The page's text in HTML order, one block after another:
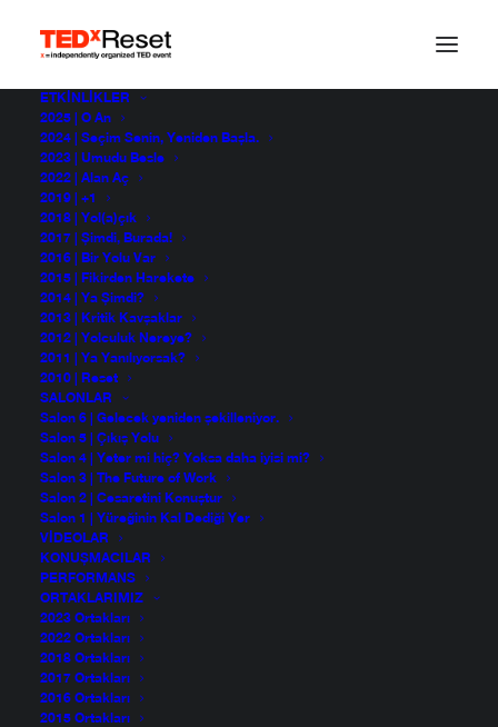
ETKINLIKLER
2025 | O An
2024 | Seçim Senin, Yeniden Başla.
2023 | Umudu Besle
2022 | Alan Aç
2019 | +1
2018 | Yol(a)çık
2017 | Şimdi, Burada!
2016 | Bir Yolu Var
2015 | Fikirden Harekete
2014 | Ya Şimdi?
2013 | Kritik Kavşaklar
2012 | Yolculuk Nereye?
2011 | Ya Yanılıyorsak?
2010 | Reset
SALONLAR
Salon 6 | Gelecek yeniden şekilleniyor.
Salon 5 | Çıkış Yolu
Salon 4 | Yeter mi hiç? Yoksa daha iyisi mi?
Salon 3 | The Future of Work
Salon 2 | Cesaretini Konuştur
Salon 1 | Yüreğinin Kal Dediği Yer
VIDEOLAR
KONUŞMACILAR
PERFORMANS
ORTAKLARIMIZ
2023 Ortakları
2022 Ortakları
2018 Ortakları
2017 Ortakları
2016 Ortakları
2015 Ortakları
CanYalman